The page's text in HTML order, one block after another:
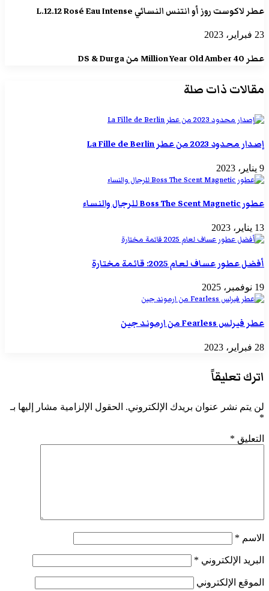
عطر لاكوست روز أو انتنس النسائي L.12.12 Rosé Eau Intense
23 فبراير، 2023
عطر 40 Million Year Old Amber من DS & Durga
مقالات ذات صلة
إصدار محدود 2023 من عطر La Fille de Berlin
9 يناير، 2023
عطور Boss The Scent Magnetic للرجال والنساء
13 يناير، 2023
أفضل عطور عساف لعام 2025: قائمة مختارة
19 نوفمبر، 2025
عطر فيرلس Fearless من ارموند جين
28 فبراير، 2023
اترك تعليقاً
لن يتم نشر عنوان بريدك الإلكتروني. الحقول الإلزامية مشار إليها بـ
*
التعليق *
الاسم *
البريد الإلكتروني *
الموقع الإلكتروني